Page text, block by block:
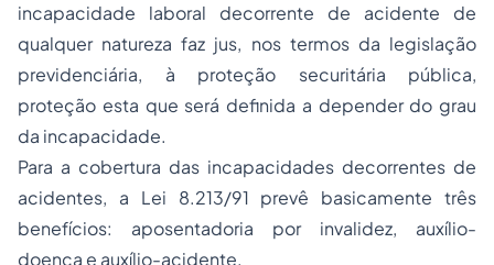
incapacidade laboral decorrente de acidente de
qualquer natureza faz jus, nos termos da legislação
previdenciária, à proteção securitária pública,
proteção esta que será definida a depender do grau
da incapacidade.
Para a cobertura das incapacidades decorrentes de
acidentes, a Lei 8.213/91 prevê basicamente três
benefícios: aposentadoria por invalidez, auxílio-
doença e auxílio-acidente.